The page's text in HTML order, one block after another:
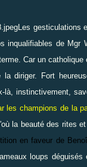
Les
inqualifiables de Mgr
Car un
la diriger. Fort
là, instinctivement,
les champions de la
la beauté des rites
en faveur de
loups